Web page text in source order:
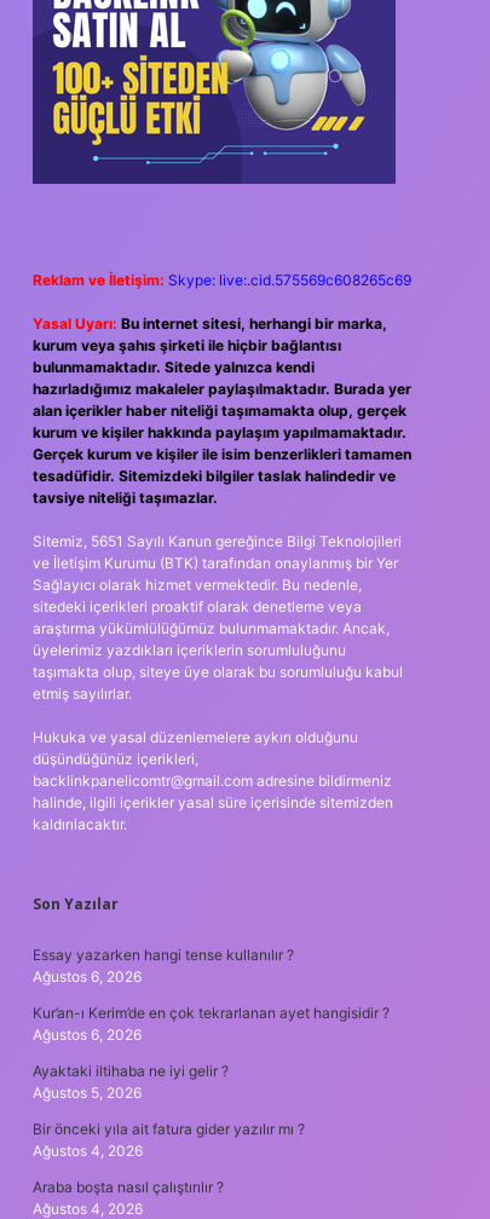
Reklam ve İletişim: Skype: live:.cid.575569c608265c69
Yasal Uyarı: Bu internet sitesi, herhangi bir marka,
kurum veya şahıs şirketi ile hiçbir bağlantısı
bulunmamaktadır. Sitede yalnızca kendi
hazırladığımız makaleler paylaşılmaktadır. Burada yer
alan içerikler haber niteliği taşımamakta olup, gerçek
kurum ve kişiler hakkında paylaşım yapılmamaktadır.
Gerçek kurum ve kişiler ile isim benzerlikleri tamamen
tesadüfidir. Sitemizdeki bilgiler taslak halindedir ve
tavsiye niteliği taşımazlar.
Sitemiz, 5651 Sayılı Kanun gereğince Bilgi Teknolojileri
ve İletişim Kurumu (BTK) tarafından onaylanmış bir Yer
Sağlayıcı olarak hizmet vermektedir. Bu nedenle,
sitedeki içerikleri proaktif olarak denetleme veya
araştırma yükümlülüğümüz bulunmamaktadır. Ancak,
üyelerimiz yazdıkları içeriklerin sorumluluğunu
taşımakta olup, siteye üye olarak bu sorumluluğu kabul
etmiş sayılırlar.
Hukuka ve yasal düzenlemelere aykırı olduğunu
düşündüğünüz içerikleri,
backlinkpanelicomtr@gmail.comadresine bildirmeniz
halinde, ilgili içerikler yasal süre içerisinde sitemizden
kaldırılacaktır.
Son Yazılar
Essay yazarken hangi tense kullanılır ?
Ağustos 6, 2026
Kur’an-ı Kerim’de en çok tekrarlanan ayet hangisidir ?
Ağustos 6, 2026
Ayaktaki iltihaba ne iyi gelir ?
Ağustos 5, 2026
Bir önceki yıla ait fatura gider yazılır mı ?
Ağustos 4, 2026
Araba boşta nasıl çalıştırılır ?
Ağustos 4, 2026